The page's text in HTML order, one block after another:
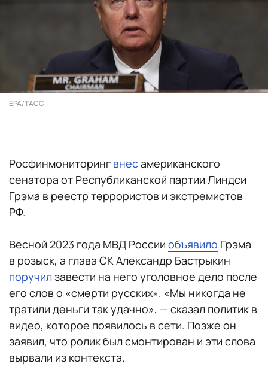
EPA/ТАСС
Росфинмониторинг внесамериканского
сенатора от Республиканской партии Линдси
Грэма в реестр террористов и экстремистов
РФ.
Весной 2023 года МВД России объявило Грэма
в розыск, а глава СК Александр Бастрыкин
поручилзавести на него уголовное дело после
его слов о «смерти русских». «Мы никогда не
тратили деньги так удачно», — сказал политик в
видео, которое появилось в сети. Позже он
заявил, что ролик был смонтирован и эти слова
вырвали из контекста.